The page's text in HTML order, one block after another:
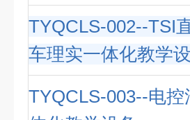
TYQCLS-002--TSI
车理实一体化教学
TYQCLS-003--电